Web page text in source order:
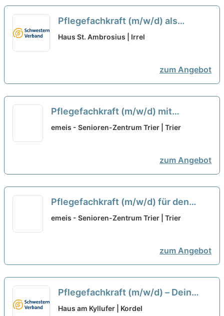
Pflegefachkraft (m/w/d) als
Dauernachtwache – Dein neuer
Haus St. Ambrosius | Irrel
zum Angebot
Pflegefachkraft (m/w/d) mit
Zusatzqualifikation
unseren Bewohner:innen ein
emeis - Senioren-Zentrum Trier | Trier
zum Angebot
Pflegefachkraft (m/w/d) für den
Tagdienst - Hilf uns unseren
emeis - Senioren-Zentrum Trier | Trier
zum Angebot
Pflegefachkraft (m/w/d) – Dein
neuer Arbeitsplatz in einem Team,
Haus am Kyllufer | Kordel